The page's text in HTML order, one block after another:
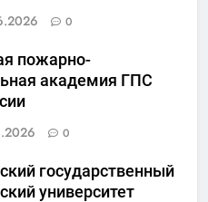
0
пожарно-
академия ГПС
0
государственный
университет